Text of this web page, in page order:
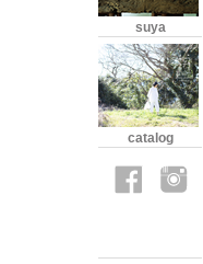
suya
catalog